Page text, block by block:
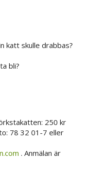
katt skulle drabbas?
bli?
250 kr
78 32 01-7 eller
. Anmälan är